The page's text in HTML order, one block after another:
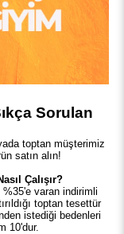
Sorulan
toptan müşterimiz
satın alın!
Çalışır?
varan indirimli
toptan tesettür
istediği bedenleri
10'dur.